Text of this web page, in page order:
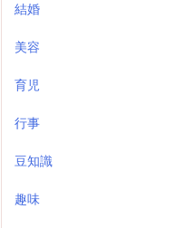
結婚
美容
育児
行事
豆知識
趣味